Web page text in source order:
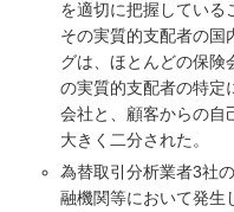
を適切に把握している
その実質的支配者の国
グは、ほとんどの保険
の実質的支配者の特定
会社と、顧客からの自
大きく二分された。
為替取引分析業者3社
融機関等において発生